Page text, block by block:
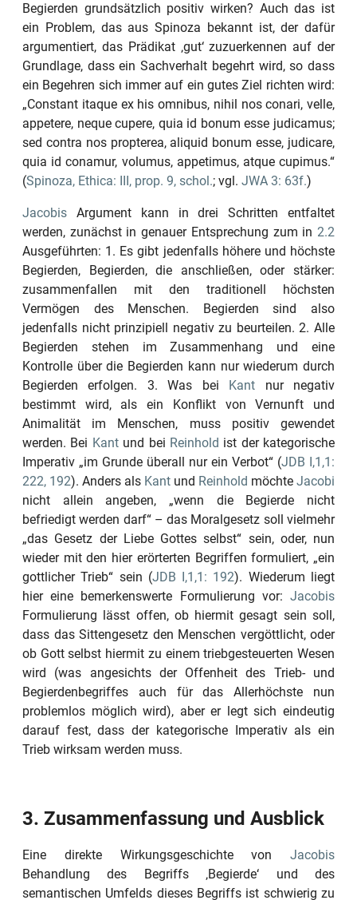
Begierden grundsätzlich positiv wirken? Auch das ist
ein Problem, das aus Spinoza bekannt ist, der dafür
argumentiert, das Prädikat ‚gut‘zuzuerkennen auf der
Grundlage, dass ein Sachverhalt begehrt wird, so dass
ein Begehren sich immer auf ein gutes Ziel richten wird:
„Constant itaque ex his omnibus, nihil nos conari, velle,
appetere, neque cupere, quia id bonum esse judicamus;
sed contra nos propterea, aliquid bonum esse, judicare,
quia id conamur, volumus, appetimus, atque cupimus.“
(Spinoza, Ethica: III, prop. 9, schol.; vgl. JWA 3: 63f.)
Jacobis Argument kann in drei Schritten entfaltet
werden, zunächst in genauer Entsprechung zum in 2.2
Ausgeführten: 1. Es gibt jedenfalls höhere und höchste
Begierden, Begierden, die anschließen, oder stärker:
zusammenfallen mit den traditionell höchsten
Vermögen des Menschen. Begierden sind also
jedenfalls nicht prinzipiell negativ zu beurteilen. 2. Alle
Begierden stehen im Zusammenhang und eine
Kontrolle über die Begierden kann nur wiederum durch
Begierden erfolgen. 3. Was bei Kant nur negativ
bestimmt wird, als ein Konflikt von Vernunft und
Animalität im Menschen, muss positiv gewendet
werden. Bei Kantund bei Reinhold ist der kategorische
Imperativ „im Grunde überall nur ein Verbot“ (JDB I,1,1:
222, 192). Anders als Kant und Reinhold möchte Jacobi
nicht allein angeben, „wenn die Begierde nicht
befriedigt werden darf“– das Moralgesetz soll vielmehr
„das Gesetz der Liebe Gottes selbst“ sein, oder, nun
wieder mit den hier erörterten Begriffen formuliert, „ein
gottlicher Trieb“ sein (JDB I,1,1: 192). Wiederum liegt
hier eine bemerkenswerte Formulierung vor: Jacobis
Formulierung lässt offen, ob hiermit gesagt sein soll,
dass das Sittengesetz den Menschen vergöttlicht, oder
ob Gott selbst hiermit zu einem triebgesteuerten Wesen
wird (was angesichts der Offenheit des Trieb- und
Begierdenbegriffes auch für das Allerhöchste nun
problemlos möglich wird), aber er legt sich eindeutig
darauf fest, dass der kategorische Imperativ als ein
Trieb wirksam werden muss.
3. Zusammenfassung und Ausblick
Eine direkte Wirkungsgeschichte von Jacobis
Behandlung des Begriffs ‚Begierde‘ und des
semantischen Umfelds dieses Begriffs ist schwierig zu